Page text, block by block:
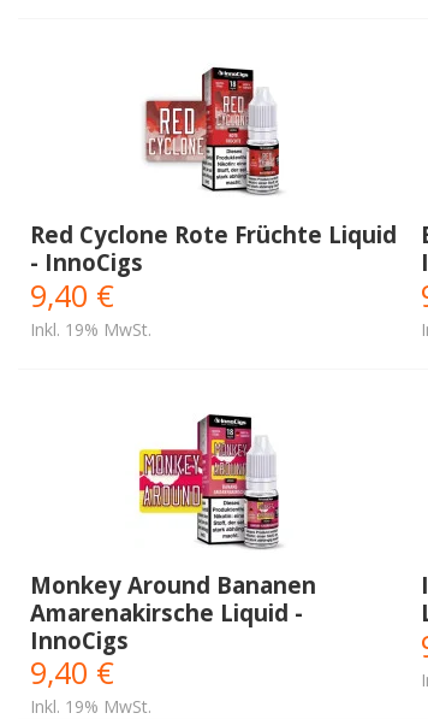
Red Cyclone Rote Früchte Liquid
- InnoCigs
9,40 €
Inkl. 19% MwSt.
Monkey Around Bananen
Amarenakirsche Liquid -
InnoCigs
9,40 €
Inkl. 19% MwSt.